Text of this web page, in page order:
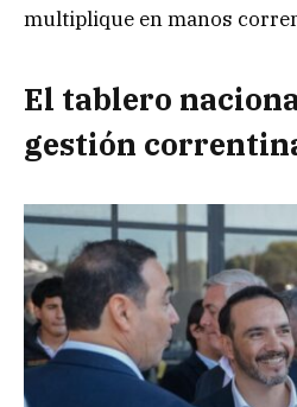
multiplique en manos
El tablero
gestión